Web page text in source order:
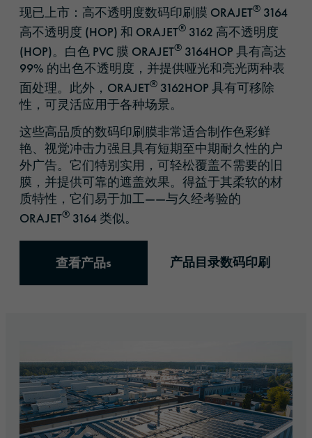
现已上市：高不透明度数码印刷膜 ORAJET® 3164
高不透明度 (HOP) 和 ORAJET® 3162 高不透明度
(HOP)。白色 PVC 膜 ORAJET® 3164HOP 具有高达
99% 的出色不透明度，并提供哑光和亮光两种表
面处理。此外，ORAJET® 3162HOP 具有可移除
性，可灵活应用于各种场景。
这些高品质的数码印刷膜非常适合制作色彩鲜
艳、视觉冲击力强且具有短期至中期耐久性的户
外广告。它们特别实用，可轻松覆盖不需要的旧
膜，并提供可靠的遮盖效果。得益于其柔软的材
质特性，它们易于加工——与久经考验的
ORAJET® 3164 类似。
查看产品s 产品目录数码印刷